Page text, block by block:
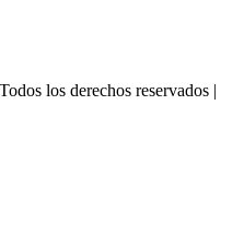
los derechos reservados |